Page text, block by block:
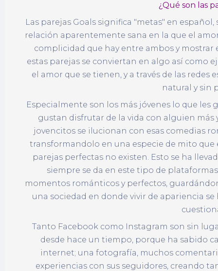
¿Qué son las
Las parejas Goals significa "metas" en
relación aparentemente sana en la que el
complicidad que hay entre ambos y mostrar
estas parejas se conviertan en algo así como
el amor que se tienen, y a través de las
natural y sin
Especialmente son los más jóvenes lo que
gustan disfrutar de la vida con alguien más
jovencitos se ilucionan con esas comedias
transformandolo en una especie de mito que
parejas perfectas no existen. Esto se ha
siempre se da en este tipo de
momentos románticos y perfectos,
una sociedad en donde vivir de apariencia
Tanto Facebook como Instagram son sin
desde hace un tiempo, porque ha sabido
internet; una fotografía, muchos
experiencias con sus seguidores, creando